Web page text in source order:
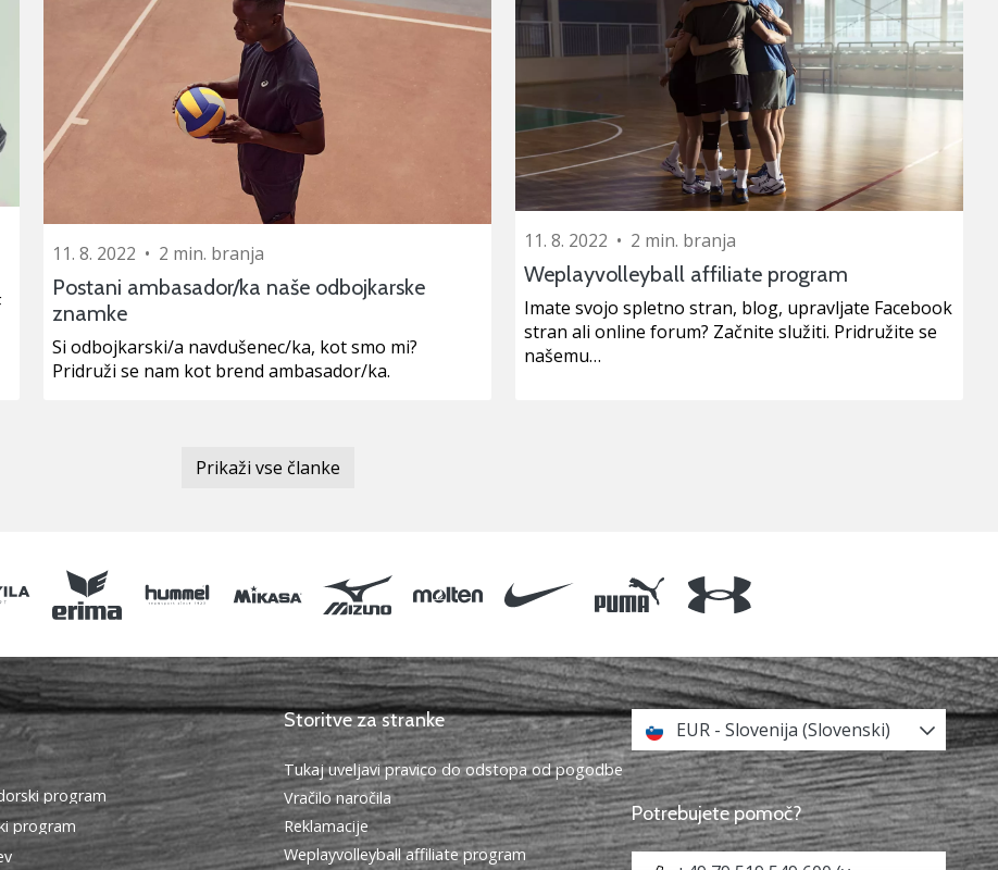
11. 8. 2022 • 2 min. branja
Postani ambasador/ka naše odbojkarske
znamke
Si odbojkarski/a navdušenec/ka, kot smo mi?
Pridruži se nam kot brend ambasador/ka.
11. 8. 2022 • 2 min. branja
Weplayvolleyball affiliate program
Imate svojo spletno stran, blog, upravljate Facebook
stran ali online forum? Začnite služiti. Pridružite se
našemu…
Prikaži vse članke
program
program
Storitve za stranke
Tukaj uveljavi pravico do odstopa od pogodbe
Vračilo naročila
Reklamacije
Weplayvolleyball affiliate program
EUR - Slovenija (Slovenski)
Potrebujete pomoč?